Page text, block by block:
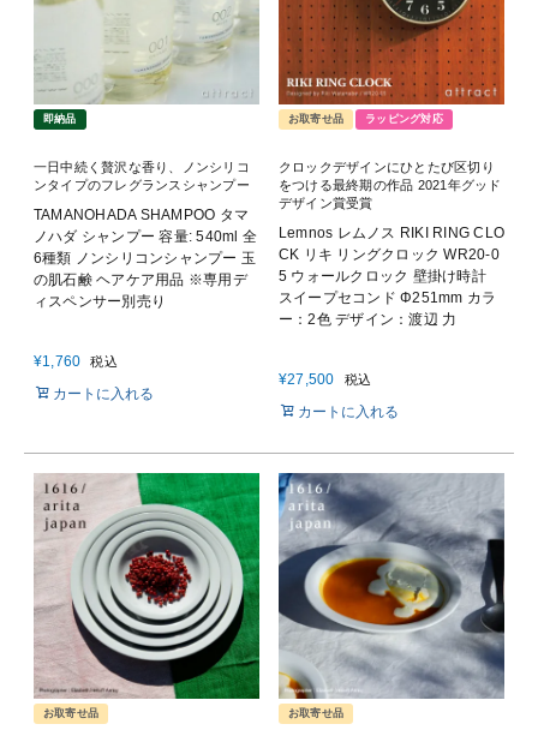
即納品
一日中続く贅沢な香り、ノンシリコ
ンタイプのフレグランスシャンプー
TAMANOHADA SHAMPOO タマ
ノハダ シャンプー 容量: 540ml 全
6種類 ノンシリコンシャンプー 玉
の肌石鹸 ヘアケア用品 ※専用デ
ィスペンサー別売り
¥1,760 税込
カートに入れる
お取寄せ品 ラッピング対応
クロックデザインにひとたび区切り
をつける最終期の作品 2021年グッド
デザイン賞受賞
Lemnos レムノス RIKI RING CLO
CK リキ リングクロック WR20-0
5 ウォールクロック 壁掛け時計
スイープセコンド Φ251mm カラ
ー：2色 デザイン：渡辺 力
¥27,500 税込
カートに入れる
お取寄せ品 お取寄せ品